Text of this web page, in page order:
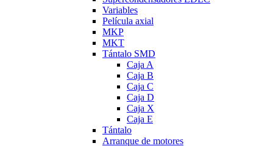
Variables
Película axial
MKP
MKT
Tántalo SMD
Caja A
Caja B
Caja C
Caja D
Caja X
Caja E
Tántalo
Arranque de motores